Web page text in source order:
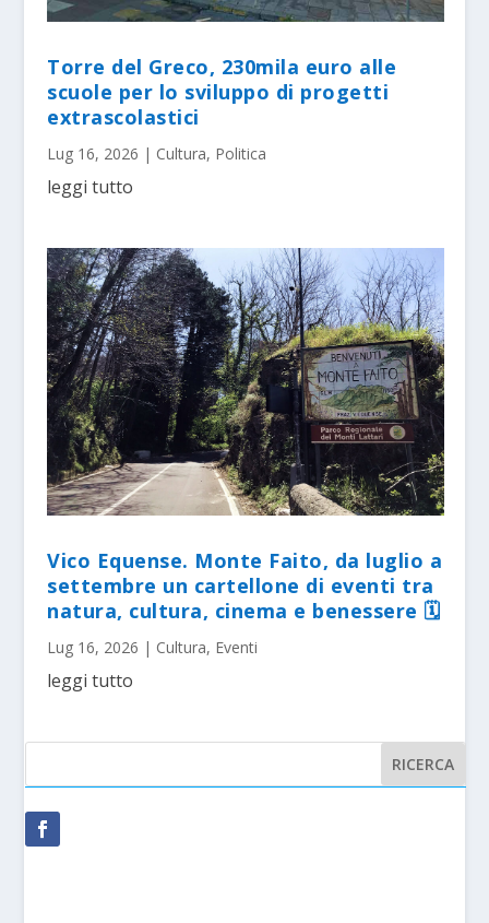
Torre del Greco, 230mila euro alle
scuole per lo sviluppo di progetti
extrascolastici
Lug 16, 2026 | Cultura, Politica
leggi tutto
Vico Equense. Monte Faito, da luglio a
settembre un cartellone di eventi tra
natura, cultura, cinema e benessere 🗓
Lug 16, 2026 | Cultura, Eventi
leggi tutto